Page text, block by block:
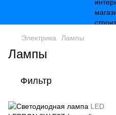
Электрика Лампы
Лампы
Фильтр